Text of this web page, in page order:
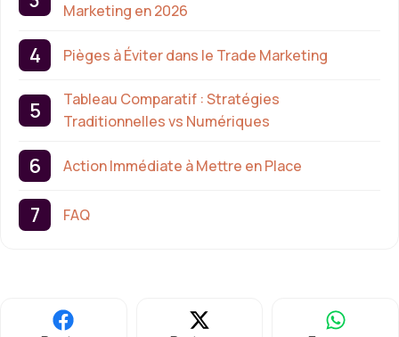
Marketing en 2026
Pièges à Éviter dans le Trade Marketing
Tableau Comparatif : Stratégies
Traditionnelles vs Numériques
Action Immédiate à Mettre en Place
FAQ